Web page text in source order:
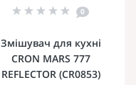
0
Змішувач для кухні
CRON MARS 777
REFLECTOR (CR0853)